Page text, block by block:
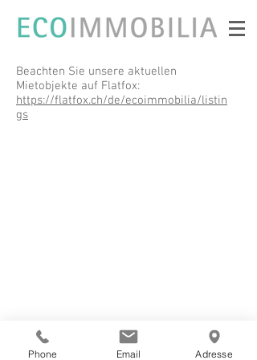
Beachten Sie unsere aktuellen
Mietobjekte auf Flatfox:
https://flatfox.ch/de/ecoimmobilia/listin
gs
© 2019 Ecoimmobilia AG. All rights reserved
Phone Email Adresse